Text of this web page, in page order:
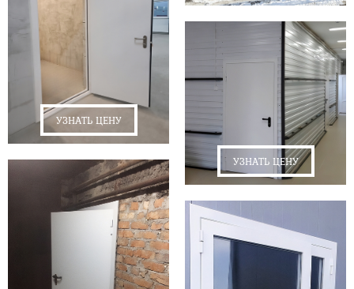
УЗНАТЬ ЦЕНУ
УЗНАТЬ ЦЕНУ